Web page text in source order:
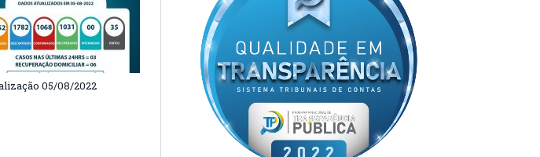
05/08/2022